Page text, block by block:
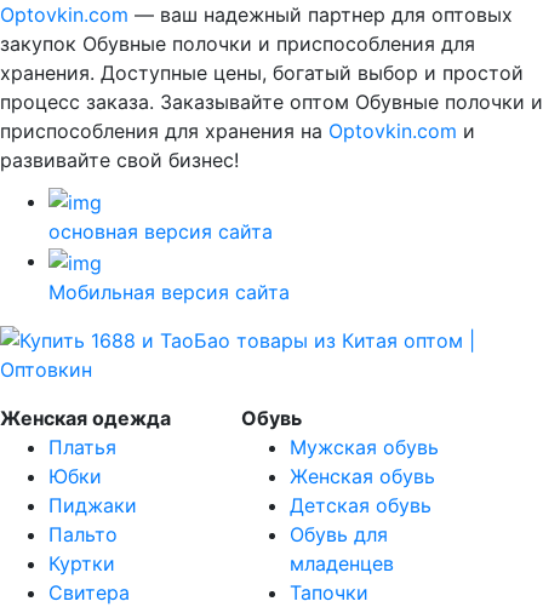
Optovkin.com — ваш надежный партнер для оптовых
закупок Обувные полочки и приспособления для
хранения. Доступные цены, богатый выбор и простой
процесс заказа. Заказывайте оптом Обувные полочки и
приспособления для хранения на Optovkin.com и
развивайте свой бизнес!
основная версия сайта
Мобильная версия сайта
Женская одежда
Платья
Юбки
Пиджаки
Пальто
Куртки
Свитера
Обувь
Мужская обувь
Женская обувь
Детская обувь
Обувь для
младенцев
Тапочки